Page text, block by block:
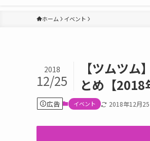
ホーム イベント
【ツムツ
とめ【2018
2018
12/25
広告 イベント 2018年12月